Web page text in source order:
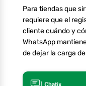
Para tiendas que
requiere que el
cliente cuándo y
WhatsApp
de dejar la carga